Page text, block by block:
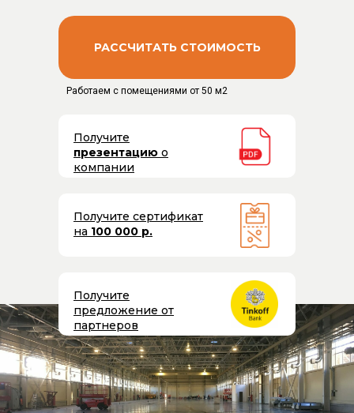
РАССЧИТАТЬ СТОИМОСТЬ
Работаем с помещениями от 50 м2
Получите
презентацию о
компании
Получите сертификат
на 100 000 р.
Получите
предложение от
партнеров